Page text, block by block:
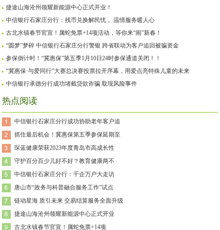
捷途山海沧州领耀新能源中心正式开业！
中信银行石家庄分行：残币兑换解民忧， 温情服务暖人心
古北水镇春节官宣！属蛇免票+14项活动，等你来“闹”新春！
“圆梦”梦碎 中信银行石家庄分行警银 跨省联动为客户追回被骗资金
参保倒计时！“冀惠保”第五季1月10日24时参保通道关闭！！
“冀惠保·与爱同行”大赛总决赛投票拉开序幕，用爱点亮特殊儿童的未来
中信银行承德分行成功堵截贷款诈骗 取现风险事件
热点阅读
中信银行石家庄分行成功协助老年客户追
抓住最后机会！冀惠保第五季参保延期至
琛蓝健康荣获2023年度青岛市高成长性
守护百分百少儿好不好？教育健康两不
中信银行石家庄分行：千企万户大走访
唐山市“政务与科普融合服务工作”试点
链动星海 质引未来 交易结算服务全面升级
捷途山海沧州领耀新能源中心正式开业
古北水镇春节官宣！属蛇免票+14项